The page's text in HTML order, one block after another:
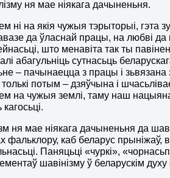
ня мае ніякага дачыненьня.
ні на якія чужыя тэрыторыі, гэта
да ўласнай працы, на любві
што менавіта так ты
абагульніць сутнасьць
– пачынаецца з працы і
толькі потым – дзяўчына і
на чужыя землі, таму наш
ня мае ніякага дачыненьня да
фальклору, каб беларус прыніжаў,
Паняцьці «чуркі»,
шавінізму ў беларускім духу